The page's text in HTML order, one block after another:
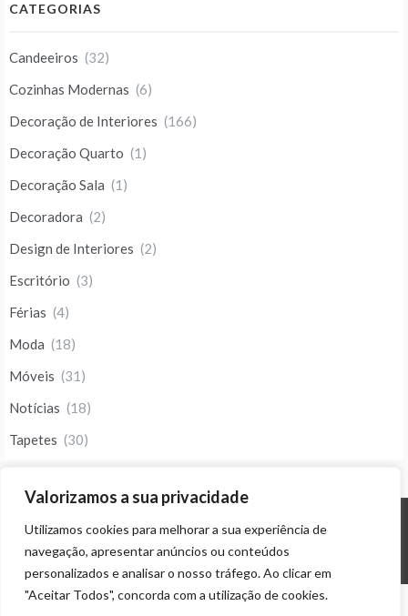
Valorizamos a sua privacidade
Utilizamos cookies para melhorar a sua experiência de
navegação, apresentar anúncios ou conteúdos
personalizados e analisar o nosso tráfego. Ao clicar em
"Aceitar Todos", concorda com a utilização de cookies.
CATEGORIAS
Candeeiros (32)
Cozinhas Modernas (6)
Decoração de Interiores (166)
Decoração Quarto (1)
Decoração Sala (1)
Decoradora (2)
Design de Interiores (2)
Escritório (3)
Férias (4)
Moda (18)
Móveis (31)
Notícias (18)
Tapetes (30)